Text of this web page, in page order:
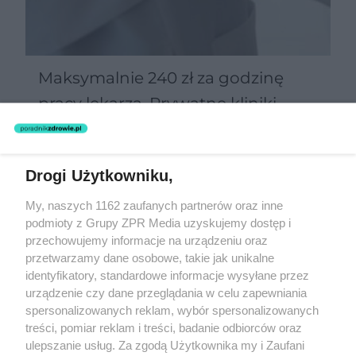
Maksymalnie 240 zł za godzinę
pracy lekarza. Prywatne kliniki
zgarną najlepszych specjalistów?
Żaden utwór zamieszczony w serwisie nie może być powielany i
rozpowszechniany lub dalej rozpowszechniany w jakikolwiek sposób
(w tym także elektroniczny lub mechaniczny) na jakimkolwiek polu
eksploatacji w jakiejkolwiek formie, włącznie z umieszczaniem w
Internecie bez pisemnej zgody właściciela praw. Jakiekolwiek użycie
lub wykorzystanie utworów w całości lub w części z naruszeniem
prawa, tzn. bez właściwej zgody, jest zabronione pod groźbą kary i
może być ścigane prawnie.
Drogi Użytkowniku,
My, naszych 1162 zaufanych partnerów oraz inne
podmioty z Grupy ZPR Media uzyskujemy dostęp i
przechowujemy informacje na urządzeniu oraz
przetwarzamy dane osobowe, takie jak unikalne
identyfikatory, standardowe informacje wysyłane przez
urządzenie czy dane przeglądania w celu zapewniania
spersonalizowanych reklam, wybór spersonalizowanych
treści, pomiar reklam i treści, badanie odbiorców oraz
ulepszanie usług. Za zgodą Użytkownika my i Zaufani